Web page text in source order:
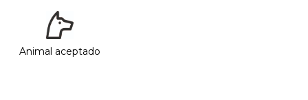
Animal aceptado